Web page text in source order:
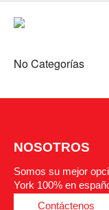
No Categorías
NOSOTROS
Somos su mejor
York 100% en
Contáctenos